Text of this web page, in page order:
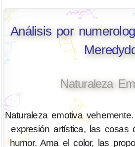
Análisis por
Naturaleza
Naturaleza emotiva
expresión artística, las cosas
humor. Ama el color, las